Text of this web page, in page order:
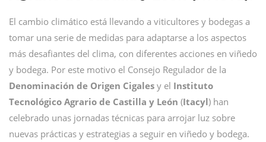
El cambio climático está llevando a viticultores y bodegas a
tomar una serie de medidas para adaptarse a los aspectos
más desafiantes del clima, con diferentes acciones en viñedo
y bodega. Por este motivo el Consejo Regulador de la
Denominación de Origen Cigales y el Instituto
Tecnológico Agrario de Castilla y León (Itacyl) han
celebrado unas jornadas técnicas para arrojar luz sobre
nuevas prácticas y estrategias a seguir en viñedo y bodega.